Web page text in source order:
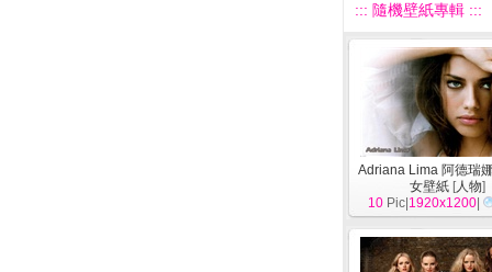
::: 隨機壁紙專輯 :::
Adriana Lima 阿德瑞
女壁紙 [人物]
10 Pic| 1920x1200